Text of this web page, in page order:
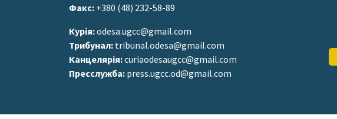
Факс: +380 (48) 232-58-89
Курія:odesa.ugcc@gmail.com
Трибунал: tribunal.odesa@gmail.com
Канцелярія:curiaodesaugcc@gmail.com
Пресслужба: press.ugcc.od@gmail.com